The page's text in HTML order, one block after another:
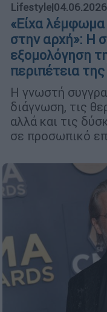
Lifestyle|
«Είχα λέμφωμα
στην αρχή»: Η
εξομολόγηση
περιπέτεια
Η γνωστή
διάγνωση, τις
αλλά και τις
σε προσωπικό